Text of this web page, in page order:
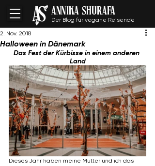
Der Blog für vegane Reisende
ANNIKA SHURAFA
Halloween in Dänemark
2. Nov. 2018
Das Fest der Kürbisse in einem anderen
Land
Dieses Jahr haben meine Mutter und ich das